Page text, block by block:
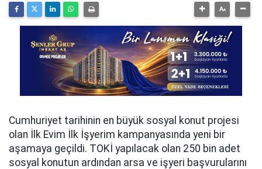
Cumhuriyet tarihinin en büyük sosyal konut projesi
olan İlk Evim İlk İşyerim kampanyasında yeni bir
aşamaya geçildi. TOKİ yapılacak olan 250 bin adet
sosyal konutun ardından arsa ve işyeri başvurularını